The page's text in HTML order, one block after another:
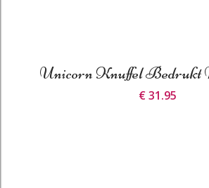
Unicorn Knuffel Bedrukt
€ 31.95